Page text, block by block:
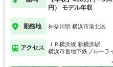
円） モデル年収
勤務地 神奈川県 横浜市港北区
アクセス
ＪＲ横浜線 新横浜駅
横浜市営地下鉄ブルー